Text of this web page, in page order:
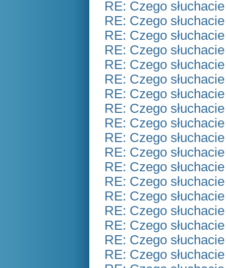
RE: Czego
RE: Czego
RE: Czego
RE: Czego
RE: Czego
RE: Czego
RE: Czego
RE: Czego
RE: Czego
RE: Czego
RE: Czego
RE: Czego
RE: Czego
RE: Czego
RE: Czego
RE: Czego
RE: Czego
RE: Czego